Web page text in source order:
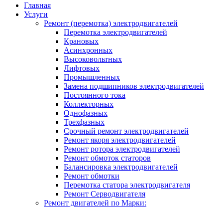
Главная
Услуги
Ремонт (перемотка) электродвигателей
Перемотка электродвигателей
Крановых
Асинхронных
Высоковольтных
Лифтовых
Промышленных
Замена подшипников электродвигателей
Постоянного тока
Коллекторных
Однофазных
Трехфазных
Срочный ремонт электродвигателей
Ремонт якоря электродвигателей
Ремонт ротора электродвигателей
Ремонт обмоток статоров
Балансировка электродвигателей
Ремонт обмотки
Перемотка статора электродвигателя
Ремонт Серводвигателя
Ремонт двигателей по Марки: